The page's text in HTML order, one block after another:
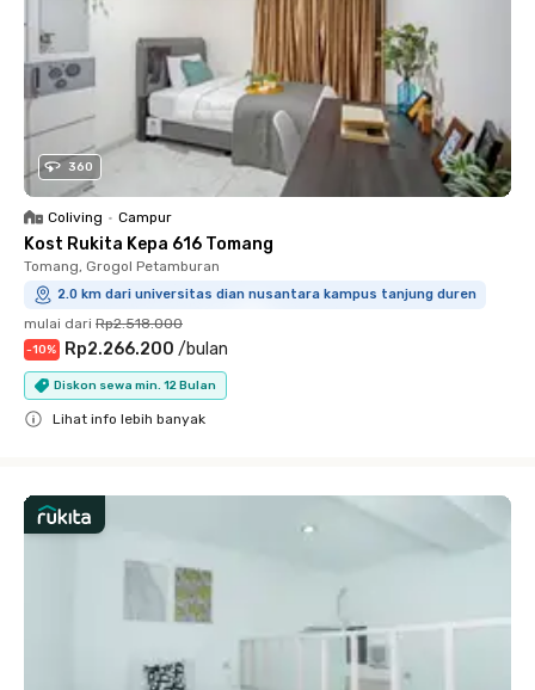
360
Coliving • Campur
Kost Rukita Kepa 616 Tomang
Tomang, Grogol Petamburan
2.0 km dari universitas dian nusantara kampus tanjung duren
mulai dari Rp2.518.000
-10% Rp2.266.200 /bulan
Diskon sewa min. 12 Bulan
Lihat info lebih banyak